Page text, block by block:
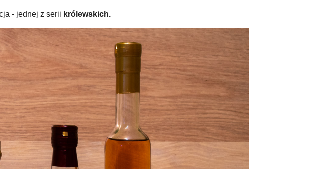
- jednej z serii królewskich.